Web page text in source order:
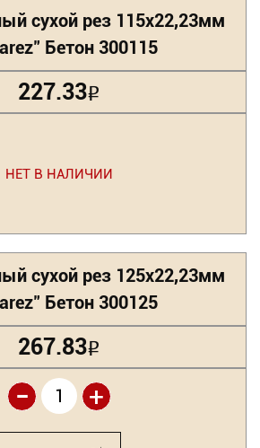
сухой рез 115х22,23мм
Бетон 300115
227.33Р
НЕТ В НАЛИЧИИ
сухой рез 125х22,23мм
Бетон 300125
267.83Р
+
-